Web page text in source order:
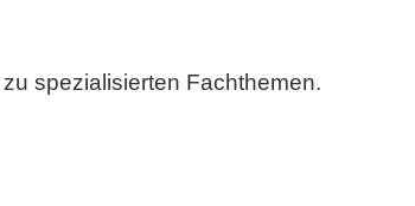
spezialisierten Fachthemen.